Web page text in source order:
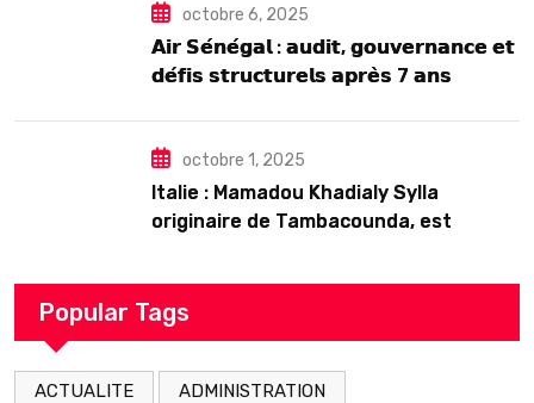
octobre 6, 2025
𝗔𝗶𝗿 𝗦𝗲́𝗻𝗲́𝗴𝗮𝗹 : 𝗮𝘂𝗱𝗶𝘁, 𝗴𝗼𝘂𝘃𝗲𝗿𝗻𝗮𝗻𝗰𝗲 𝗲𝘁
𝗱𝗲́𝗳𝗶𝘀 𝘀𝘁𝗿𝘂𝗰𝘁𝘂𝗿𝗲𝗹𝘀 𝗮𝗽𝗿𝗲̀𝘀 7 𝗮𝗻𝘀
octobre 1, 2025
Italie : Mamadou Khadialy Sylla
originaire de Tambacounda, est
arrestation
Popular Tags
ACTUALITE ADMINISTRATION